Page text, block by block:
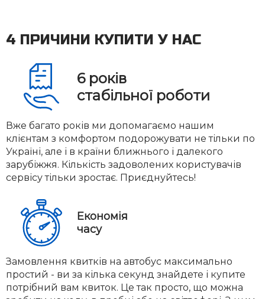
4 ПРИЧИНИ КУПИТИ У НАС
6 років
стабільної роботи
Вже багато років ми допомагаємо нашим
клієнтам з комфортом подорожувати не тільки по
Україні, але і в країни ближнього і далекого
зарубіжжя. Кількість задоволених користувачів
сервісу тільки зростає. Приєднуйтесь!
Економія
часу
Замовлення квитків на автобус максимально
простий - ви за кілька секунд знайдете і купите
потрібний вам квиток. Це так просто, що можна